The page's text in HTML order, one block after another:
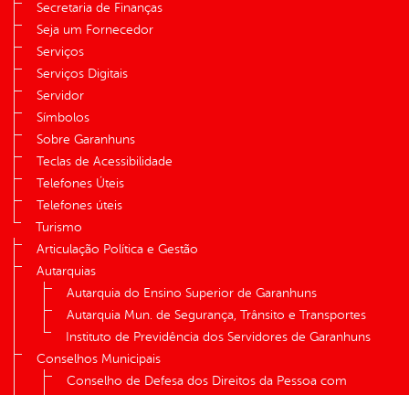
Secretaria de Finanças
Seja um Fornecedor
Serviços
Serviços Digitais
Servidor
Símbolos
Sobre Garanhuns
Teclas de Acessibilidade
Telefones Úteis
Telefones úteis
Turismo
Articulação Política e Gestão
Autarquias
Autarquia do Ensino Superior de Garanhuns
Autarquia Mun. de Segurança, Trânsito e Transportes
Instituto de Previdência dos Servidores de Garanhuns
Conselhos Municipais
Conselho de Defesa dos Direitos da Pessoa com